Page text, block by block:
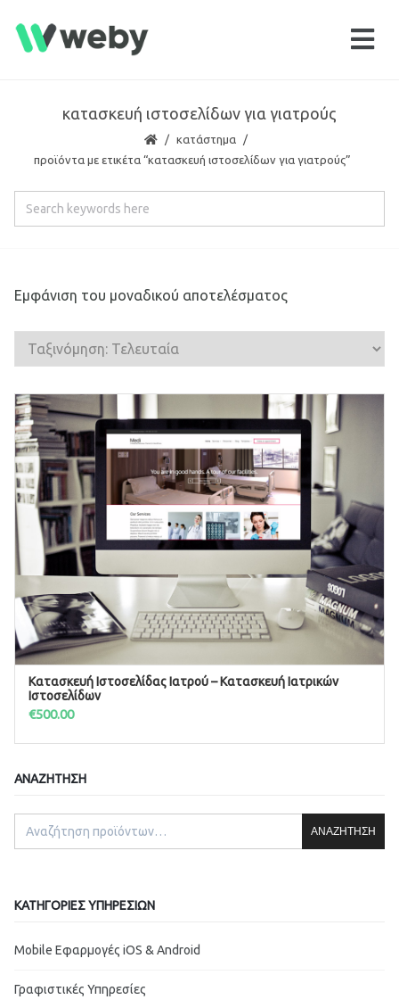
κατασκευή ιστοσελίδων για γιατρούς
κατάστημα
προϊόντα με ετικέτα “κατασκευή ιστοσελίδων για γιατρούς”
Εμφάνιση του μοναδικού αποτελέσματος
ΠΡΟΣΘΉΚΗ ΣΤΟ ΚΑΛΆΘΙ
Κατασκευή Ιστοσελίδας Ιατρού – Κατασκευή Ιατρικών
Ιστοσελίδων
€500.00
ΑΝΑΖΉΤΗΣΗ
ΑΝΑΖΉΤΗΣΗ
ΚΑΤΗΓΟΡΊΕΣ ΥΠΗΡΕΣΙΏΝ
Mobile Εφαρμογές iOS & Android
Γραφιστικές Υπηρεσίες